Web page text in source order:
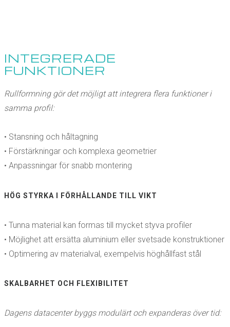
INTEGRERADE
FUNKTIONER
Rullformning gör det möjligt att integrera flera funktioner i
samma profil:
• Stansning och håltagning
• Förstärkningar och komplexa geometrier
• Anpassningar för snabb montering
HÖG STYRKA I FÖRHÅLLANDE TILL VIKT
• Tunna material kan formas till mycket styva profiler
• Möjlighet att ersätta aluminium eller svetsade konstruktioner
• Optimering av materialval, exempelvis höghållfast stål
SKALBARHET OCH FLEXIBILITET
Dagens datacenter byggs modulärt och expanderas över tid: